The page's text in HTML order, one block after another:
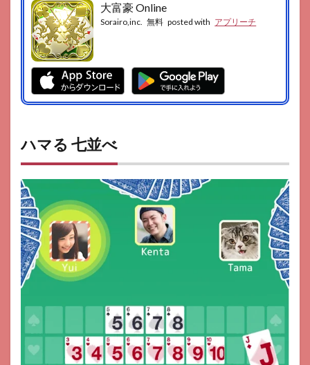
大富豪 Online
Sorairo,inc. 無料 posted with アプリーチ
ハマる 七並べ